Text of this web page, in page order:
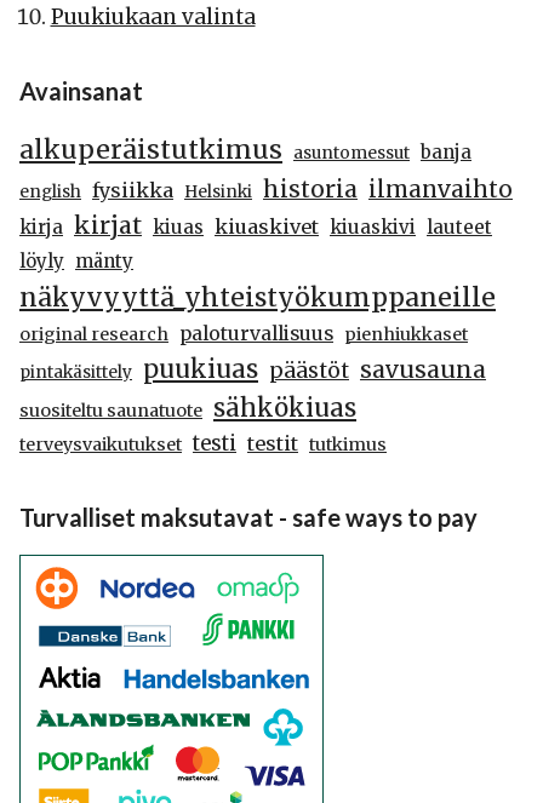
Puukiukaan valinta
Avainsanat
alkuperäistutkimus asuntomessut banja
english fysiikka Helsinki historia ilmanvaihto
kirja kirjat kiuas kiuaskivet kiuaskivi lauteet
löyly mänty
näkyvyyttä_yhteistyökumppaneille
original research paloturvallisuus pienhiukkaset
pintakäsittely puukiuas päästöt savusauna
suositeltu saunatuote sähkökiuas
terveysvaikutukset testi testit tutkimus
Turvalliset maksutavat - safe ways to pay